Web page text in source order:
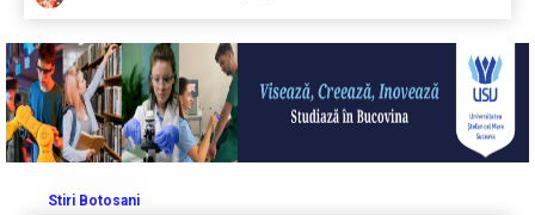
Stiri Botosani